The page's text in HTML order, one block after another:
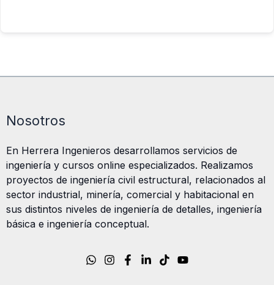
Nosotros
En Herrera Ingenieros desarrollamos servicios de
ingeniería y cursos online especializados. Realizamos
proyectos de ingeniería civil estructural, relacionados al
sector industrial, minería, comercial y habitacional en
sus distintos niveles de ingeniería de detalles, ingeniería
básica e ingeniería conceptual.